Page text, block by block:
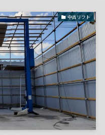
中古リフト